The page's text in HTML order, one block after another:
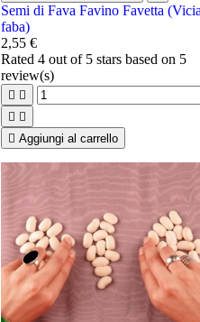
Semi di Fava Favino Favetta (Vicia
faba)
2,55 €
Rated4 out of 5 stars based on 5
review(s)
 
 
 Aggiungi al carrello